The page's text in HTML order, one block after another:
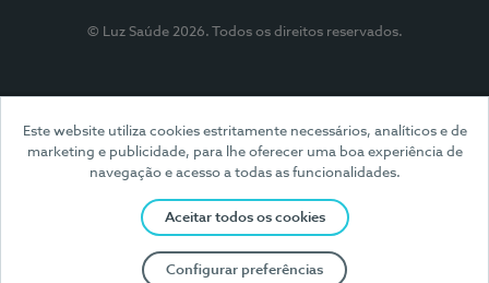
Este website utiliza cookies estritamente necessários, analíticos e de
marketing e publicidade, para lhe oferecer uma boa experiência de
navegação e acesso a todas as funcionalidades.
Aceitar todos os cookies
Configurar preferências
© Luz Saúde 2026. Todos os direitos reservados.